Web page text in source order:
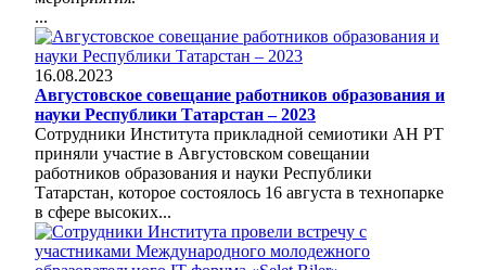
...
16.08.2023
Августовское совещание работников образования и
науки Республики Татарстан – 2023
Сотрудники Института прикладной семиотики АН РТ
приняли участие в Августовском совещании
работников образования и науки Республики
Татарстан, которое состоялось 16 августа в технопарке
в сфере высоких...